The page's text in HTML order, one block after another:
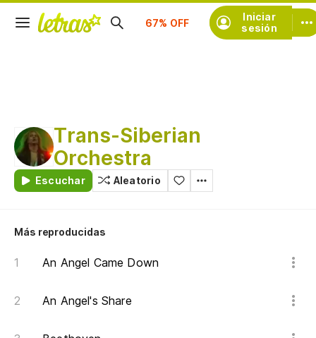
Iniciar
sesión
Suscríbete
Trans-Siberian
Orchestra
Escuchar Aleatorio
Más reproducidas
An Angel Came Down
An Angel's Share